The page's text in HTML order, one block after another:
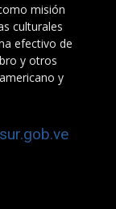
misión
culturales
efectivo de
y otros
y